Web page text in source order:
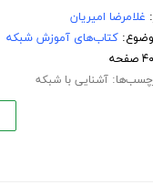
غلامرضا امیریان
کتاب‌های آموزش شبکه
آشنایی با شبکه